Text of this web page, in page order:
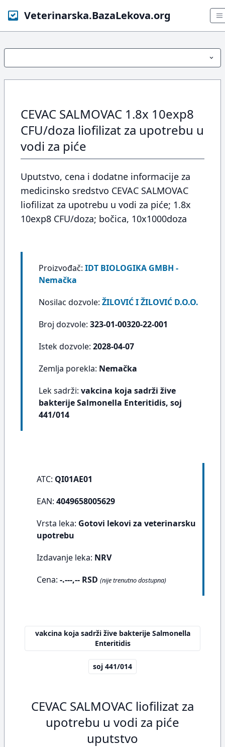
Veterinarska.BazaLekova.org
CEVAC SALMOVAC 1.8x 10exp8
CFU/doza liofilizat za upotrebu u
vodi za piće
Uputstvo, cena i dodatne informacije za
medicinsko sredstvo CEVAC SALMOVAC
liofilizat za upotrebu u vodi za piće; 1.8x
10exp8 CFU/doza; bočica, 10x1000doza
Proizvođač: IDT BIOLOGIKA GMBH -
Nemačka
Nosilac dozvole: ŽILOVIĆ I ŽILOVIĆ D.O.O.
Broj dozvole: 323-01-00320-22-001
Istek dozvole: 2028-04-07
Zemlja porekla: Nemačka
Lek sadrži: vakcina koja sadrži žive
bakterije Salmonella Enteritidis, soj
441/014
ATC: QI01AE01
EAN: 4049658005629
Vrsta leka: Gotovi lekovi za veterinarsku
upotrebu
Izdavanje leka: NRV
Cena: -.---,-- RSD (nije trenutno dostupna)
vakcina koja sadrži žive bakterije Salmonella
Enteritidis
soj 441/014
CEVAC SALMOVAC liofilizat za
upotrebu u vodi za piće
uputstvo